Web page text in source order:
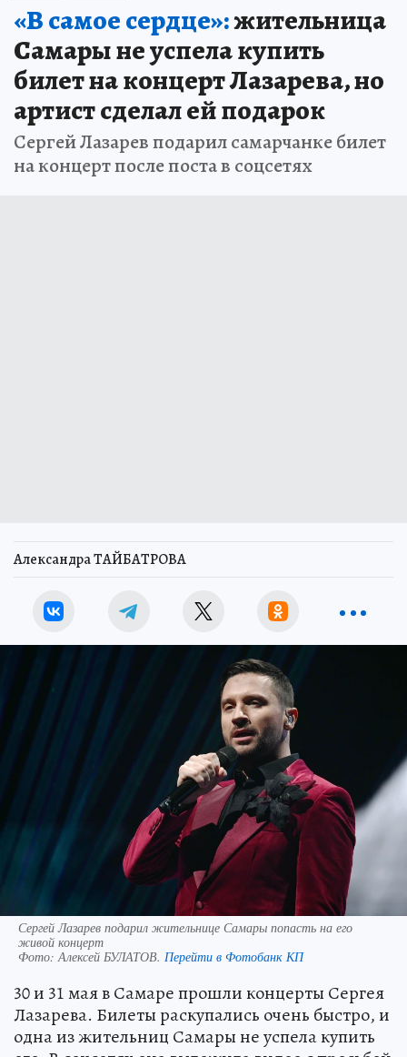
«В самое сердце»:жительница
Самары не успела купить
билет на концерт Лазарева, но
артист сделал ей подарок
Сергей Лазарев подарил самарчанке билет
на концерт после поста в соцсетях
Александра ТАЙБАТРОВА
Сергей Лазарев подарил жительнице Самары попасть на его
живой концерт
Фото:Алексей БУЛАТОВ. Перейти в Фотобанк КП
30 и 31 мая в Самаре прошли концерты Сергея
Лазарева. Билеты раскупались очень быстро, и
одна из жительниц Самары не успела купить